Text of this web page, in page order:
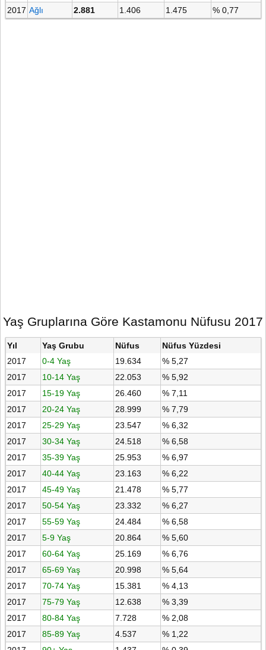
2017 Ağlı 2.881 1.406 1.475 % 0,77
Yaş Gruplarına Göre Kastamonu Nüfusu 2017
Yıl Yaş Grubu Nüfus
Nüfus Yüzdesi
2017
0-4 Yaş 19.634
% 5,27
2017
10-14 Yaş 22.053
% 5,92
2017
15-19 Yaş 26.460
% 7,11
2017
20-24 Yaş 28.999
% 7,79
2017
25-29 Yaş 23.547
% 6,32
2017
30-34 Yaş 24.518
% 6,58
2017
35-39 Yaş 25.953
% 6,97
2017
40-44 Yaş 23.163
% 6,22
2017
45-49 Yaş 21.478
% 5,77
2017
50-54 Yaş 23.332
% 6,27
2017
55-59 Yaş 24.484
% 6,58
2017
5-9 Yaş 20.864
% 5,60
2017
60-64 Yaş 25.169
% 6,76
2017
65-69 Yaş 20.998
% 5,64
2017
70-74 Yaş 15.381
% 4,13
2017
75-79 Yaş 12.638
% 3,39
2017
80-84 Yaş 7.728
% 2,08
2017
85-89 Yaş 4.537
% 1,22